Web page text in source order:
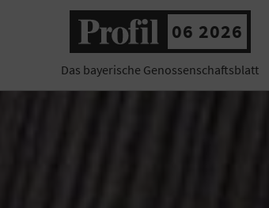
06 2026
Das bayerische Genossenschaftsblatt